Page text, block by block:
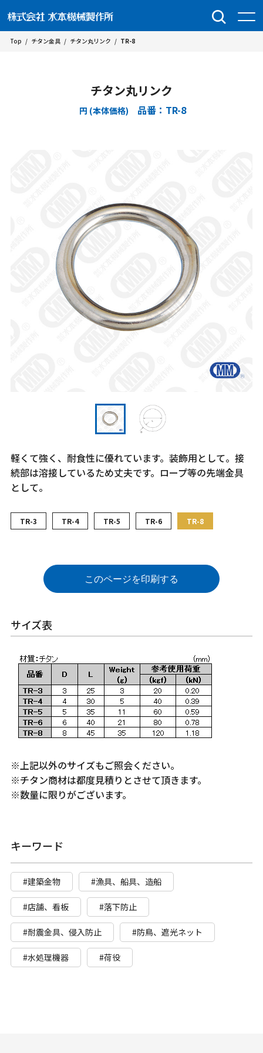
Top / チタン金具 / チタン丸リンク / TR-8
チタン丸リンク
円 (本体価格) 品番：TR-8
軽くて強く、耐食性に優れています。装飾用として。接
続部は溶接しているため丈夫です。ロープ等の先端金具
として。
TR-3 TR-4 TR-5 TR-6 TR-8
このページを印刷する
サイズ表
※上記以外のサイズもご照会ください。
※チタン商材は都度見積りとさせて頂きます。
※数量に限りがございます。
キーワード
#建築金物 #漁具、船具、造船
#店舗、看板 #落下防止
#耐震金具、侵入防止 #防鳥、遮光ネット
#水処理機器 #荷役